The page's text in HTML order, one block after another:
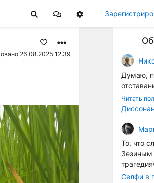
26.08.2025 12:39
Думаю,
кадрами.
все
затыкать
Читать
То, что
Зезиным